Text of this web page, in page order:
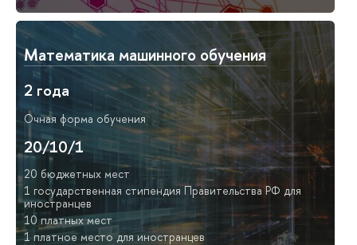
Математика машинного обучения
2 года
Очная форма обучения
20/10/1
20 бюджетных мест
1 государственная стипендия Правительства РФ для
иностранцев
10 платных мест
1 платное место для иностранцев